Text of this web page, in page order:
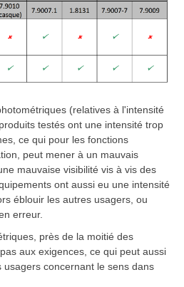
(relatives à l'intensité
testés ont une intensité trop
ce qui pour les fonctions
peut mener à un mauvais
mauvaise visibilité vis à vis des
ont aussi eu une intensité
éblouir les autres usagers, ou
erreur.
près de la moitié des
aux exigences, ce qui peut aussi
concernant le sens dans